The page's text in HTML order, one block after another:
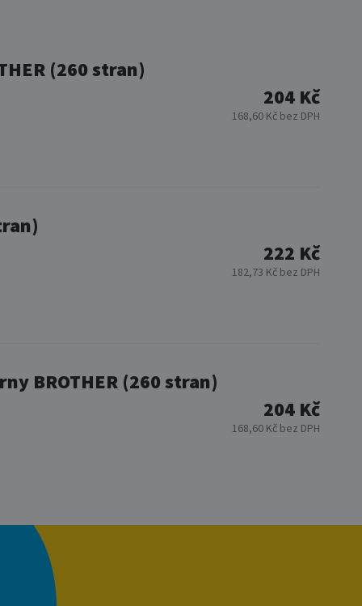
(260 stran)
204 Kč
168,60 Kč bez DPH
222 Kč
182,73 Kč bez DPH
BROTHER (260 stran)
204 Kč
168,60 Kč bez DPH